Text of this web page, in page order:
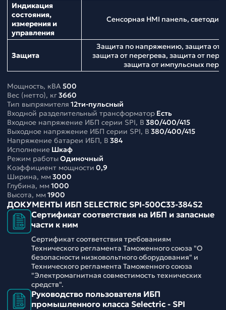
Индикация
состояния,
измерения и
управления
Сенсорная HMI панель,
Защита
Защита по напряжению, защита от
защита от перегрева, защита от
защита от импульсных
Мощность, кВА500
Вес (нетто), кг3660
Тип выпрямителя 12ти-пульсный
Входной разделительный трансформатор Есть
Входное напряжение ИБП серии SPI, В 380/400/415
Выходное напряжение ИБП серии SPI, В 380/400/415
Напряжение батареи ИБП, В 384
Исполнение Шкаф
Режим работыОдиночный
Коэффициент мощности 0,9
Ширина, мм 3000
Глубина, мм 1000
Высота, мм 1900
ДОКУМЕНТЫ ИБП SELECTRIC SPI-500C33-384S2
Сертификат соответствия на ИБП и запасные
части к ним
Сертификат соответствия требованиям
Технического регламента Таможенного союза "О
безопасности низковольтного оборудования" и
Технического регламента Таможенного союза
"Электромагнитная совместимость технических
средств".
Руководство пользователя ИБП
промышленного класса Selectric - SPI